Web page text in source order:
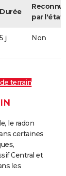
Durée
par l'état
5 j Non
terrain
le radon
certaines
Central et
les